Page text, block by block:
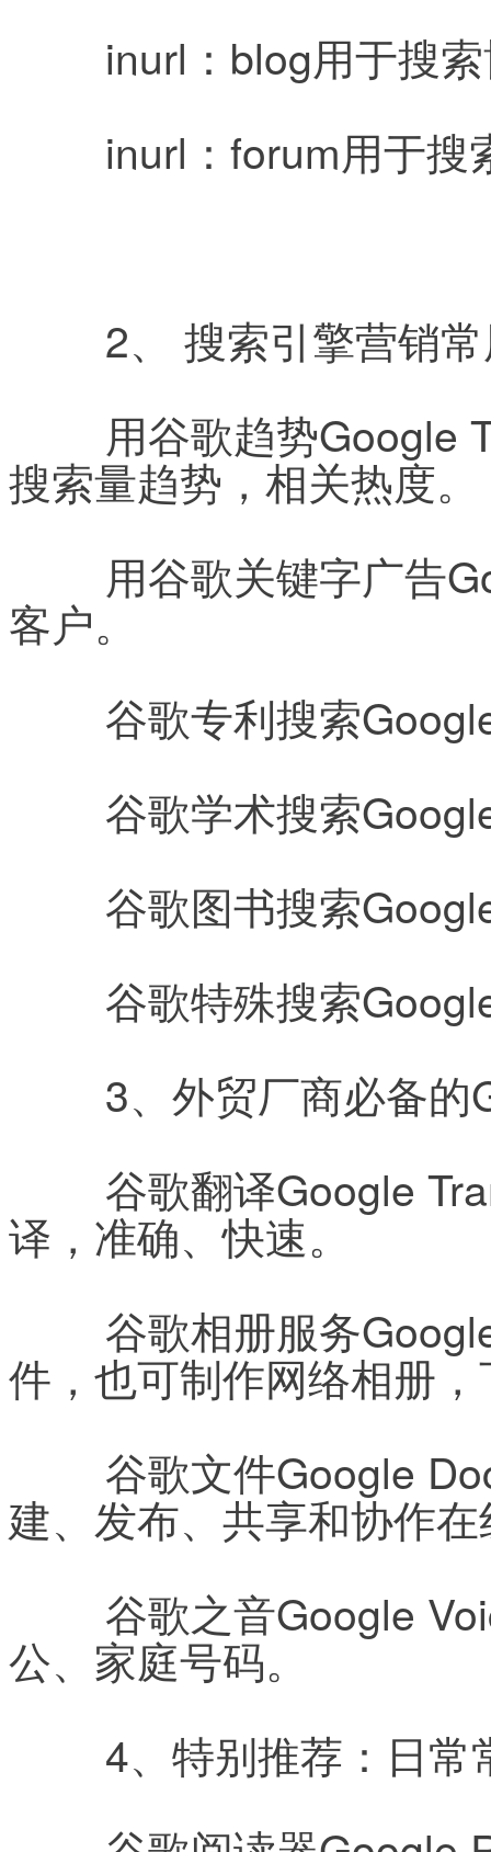
inurl：blog用于搜
inurl：forum用于
2、 搜索引擎营销
搜索量趋势，相关热度。
客户。
谷歌专利搜索
谷歌学术搜索
谷歌图书搜索
谷歌特殊搜索
3、外贸厂商必备
译，准确、快速。
件，也可制作网络相册
建、发布、共享和协作
公、家庭号码。
4、特别推荐：日